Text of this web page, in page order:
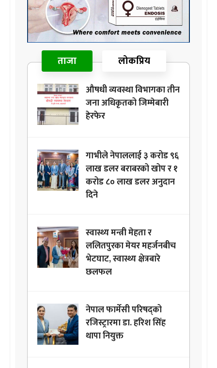
ताजा लोकप्रिय
औषधी व्यवस्था विभागका तीन
जना अधिकृतको जिम्मेबारी
हेरफेर
गाभीले नेपाललाई ३ करोड ९६
लाख डलर बराबरको खोप र १
करोड ८० लाख डलर अनुदान
दिने
स्वास्थ्य मन्त्री मेहता र
ललितपुरका मेयर महर्जनबीच
भेटघाट, स्वास्थ्य क्षेत्रबारे
छलफल
नेपाल फार्मेसी परिषद्को
रजिस्ट्रारमा डा. हरिश सिंह
थापा नियुक्त